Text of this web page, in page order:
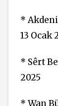
*
13 Ocak
* Sêrt
2025
* Wan